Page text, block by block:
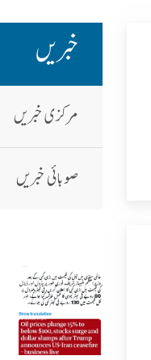
خبریں
مرکزی خبریں
صوبائی خبریں